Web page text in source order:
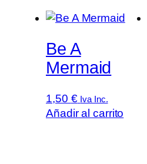
Be A
Mermaid
1,50 € Iva Inc.
Añadir al carrito